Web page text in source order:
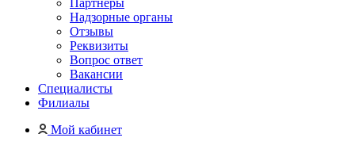
Партнеры
Надзорные органы
Отзывы
Реквизиты
Вопрос ответ
Вакансии
Специалисты
Филиалы
Мой кабинет